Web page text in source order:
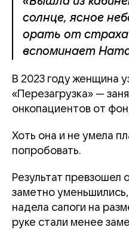
солнце, ясное
орать от страха
вспоминает
В 2023 году женщина
«Перезагрузка» —
онкопациентов от
Хоть она и не умела
попробовать.
Результат превзошел
заметно
надела сапоги на
руке стали менее